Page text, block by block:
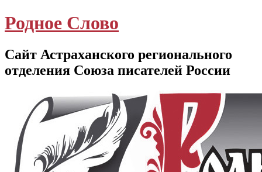
Родное Слово
Сайт Астраханского регионального
отделения Союза писателей России